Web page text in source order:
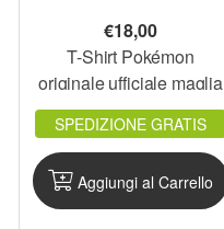
€18,00
T-Shirt Pokémon
originale ufficiale maglia
maglietta bianca
pokemon
SPEDIZIONE GRATIS
Aggiungi al Carrello